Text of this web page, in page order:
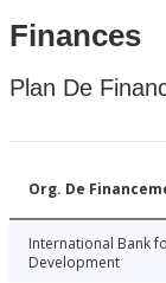
Finances
Plan De
Org. De
International Bank
Development